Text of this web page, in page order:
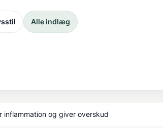
Alle indlæg
og giver overskud